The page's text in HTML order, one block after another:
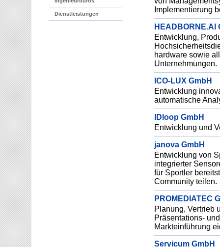
Dienstleistungen
Implementierung
HEADBORNE.AI
Entwicklung,
hardware sowie
Unternehmungen.
ICO-LUX GmbH
Entwicklung
automatische
IDloop GmbH
Entwicklung und
janova GmbH
Entwicklung von
integrierter
für Sportler
Community teilen.
PROMEDIATEC
Planung, Vertrieb
Präsentations-
Markteinführung
Servicum GmbH